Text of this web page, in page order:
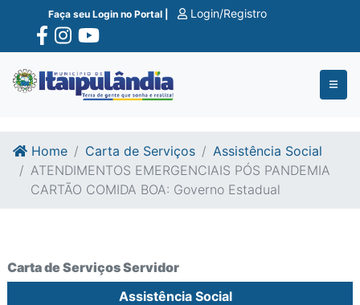
Ir para o conte�do
Ir para o fim do conte�do
Faça seu Login no Portal | Login/Registro
Home Carta de Serviços
Assistência Social
ATENDIMENTOS EMERGENCIAIS PÓS PANDEMIA
CARTÃO COMIDA BOA: Governo Estadual
Carta de Serviços Servidor
Assistência Social